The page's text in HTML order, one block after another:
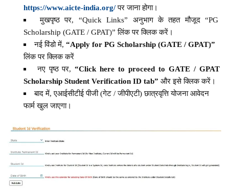
https://www.aicte-india.org/पर जाना होगा।
मुखपृष्ठ पर, “Quick Links” अनुभाग के तहत मौजूद “PG
Scholarship (GATE / GPAT)” लिंक पर क्लिक करें।
नई विंडो में, “Apply for PG Scholarship (GATE / GPAT)”
लिंक पर क्लिक करें
नए पृष्ठ पर,“Click here to proceed to GATE / GPAT
Scholarship Student Verification ID tab” और इसे क्लिक करें।
बाद में, एआईसीटीई पीजी (गेट / जीपीएटी) छात्रवृत्ति योजना आवेदन
फार्म खुल जाएगा।